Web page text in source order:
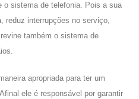
o sistema de telefonia. Pois a sua
reduz interrupções no serviço,
também o sistema de
apropriada para ter um
ele é responsável por garantir